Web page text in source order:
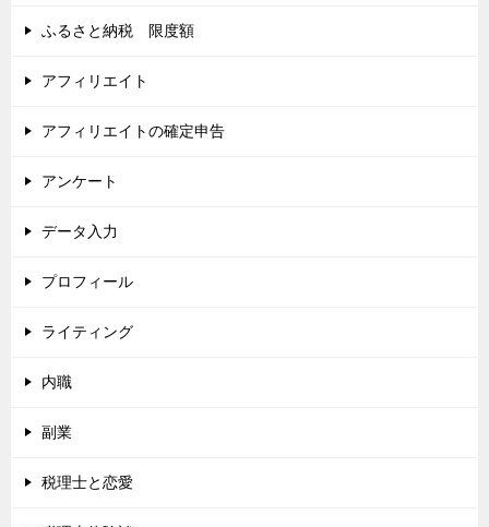
ふるさと納税 限度額
アフィリエイト
アフィリエイトの確定申告
アンケート
データ入力
プロフィール
ライティング
内職
副業
税理士と恋愛